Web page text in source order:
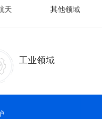
天 其他领域
工业领域